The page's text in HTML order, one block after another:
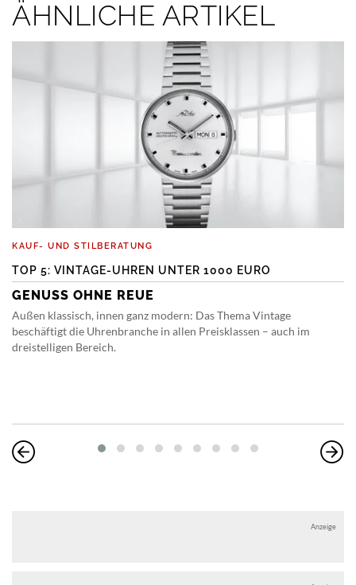
ÄHNLICHE ARTIKEL
KAUF- UND STILBERATUNG
TOP 5: VINTAGE-UHREN UNTER 1000 EURO
GENUSS OHNE REUE
Außen klassisch, innen ganz modern: Das Thema Vintage
beschäftigt die Uhrenbranche in allen Preisklassen – auch im
dreistelligen Bereich.
Anzeige